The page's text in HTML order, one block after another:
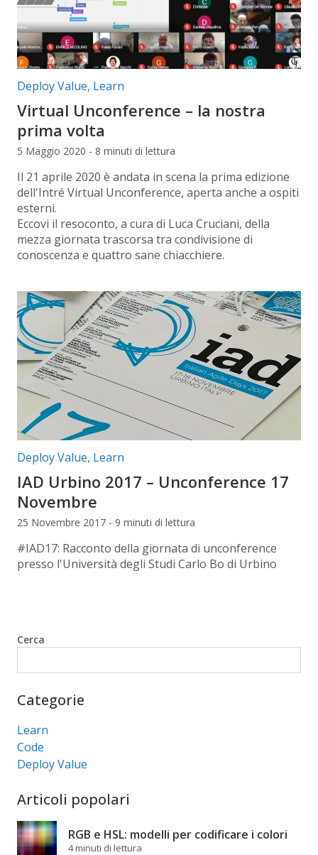
Categorie articolo:
Deploy Value, Learn
Virtual Unconference – la nostra
prima volta
5 Maggio 2020 - 8 minuti di lettura
Il 21 aprile 2020 è andata in scena la prima edizione
dell'Intré Virtual Unconference, aperta anche a ospiti
esterni.
Eccovi il resoconto, a cura di Luca Cruciani, della
mezza giornata trascorsa tra condivisione di
conoscenza e quattro sane chiacchiere.
Categorie articolo:
Deploy Value, Learn
IAD Urbino 2017 – Unconference 17
Novembre
25 Novembre 2017 - 9 minuti di lettura
#IAD17: Racconto della giornata di unconference
presso l'Università degli Studi Carlo Bo di Urbino
Cerca
Categorie
Learn
Code
Deploy Value
Articoli popolari
RGB e HSL: modelli per codificare i colori
4 minuti di lettura